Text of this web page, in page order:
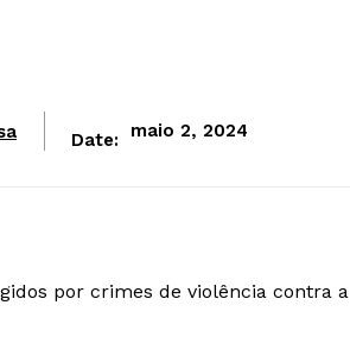
Date: maio 2, 2024
por crimes de violência contra a